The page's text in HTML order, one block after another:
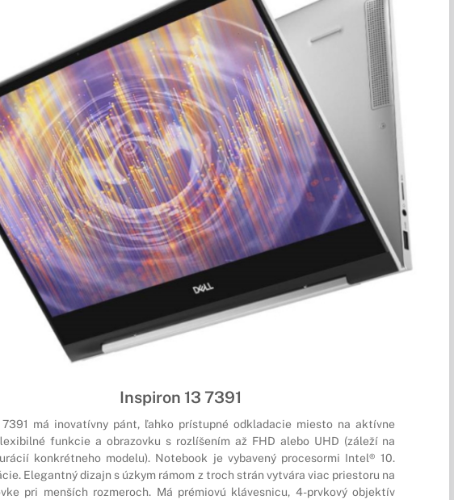
Inspiron 13 7391
7391 má inovatívny pánt, ľahko prístupné odkladacie miesto na aktívne
funkcie a obrazovku s rozlíšením až FHD alebo UHD (záleží na
konkrétneho modelu). Notebook je vybavený procesormi Intel® 10.
Elegantný dizajn s úzkym rámom z troch strán vytvára viac priestoru na
pri menších rozmeroch. Má prémiovú klávesnicu, 4-prvkový objektív